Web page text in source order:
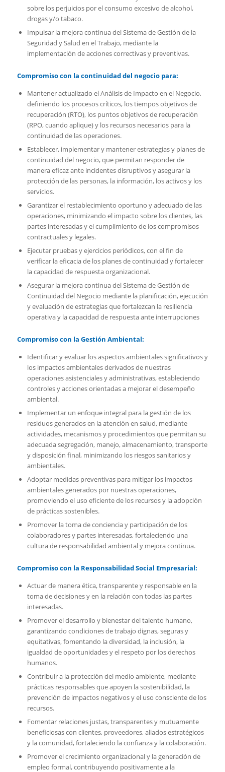
sobre los perjuicios por el consumo excesivo de alcohol,
drogas y/o tabaco.
Impulsar la mejora continua del Sistema de Gestión de la
Seguridad y Salud en el Trabajo, mediante la
implementación de acciones correctivas y preventivas.
Compromiso con la continuidad del negocio para:
Mantener actualizado el Análisis de Impacto en el Negocio,
definiendo los procesos críticos, los tiempos objetivos de
recuperación (RTO), los puntos objetivos de recuperación
(RPO, cuando aplique) y los recursos necesarios para la
continuidad de las operaciones.
Establecer, implementar y mantener estrategias y planes de
continuidad del negocio, que permitan responder de
manera eficaz ante incidentes disruptivos y asegurar la
protección de las personas, la información, los activos y los
servicios.
Garantizar el restablecimiento oportuno y adecuado de las
operaciones, minimizando el impacto sobre los clientes, las
partes interesadas y el cumplimiento de los compromisos
contractuales y legales.
Ejecutar pruebas y ejercicios periódicos, con el fin de
verificar la eficacia de los planes de continuidad y fortalecer
la capacidad de respuesta organizacional.
Asegurar la mejora continua del Sistema de Gestión de
Continuidad del Negocio mediante la planificación, ejecución
y evaluación de estrategias que fortalezcan la resiliencia
operativa y la capacidad de respuesta ante interrupciones
Compromiso con la Gestión Ambiental:
Identificar y evaluar los aspectos ambientales significativos y
los impactos ambientales derivados de nuestras
operaciones asistenciales y administrativas, estableciendo
controles y acciones orientadas a mejorar el desempeño
ambiental.
Implementar un enfoque integral para la gestión de los
residuos generados en la atención en salud, mediante
actividades, mecanismos y procedimientos que permitan su
adecuada segregación, manejo, almacenamiento, transporte
y disposición final, minimizando los riesgos sanitarios y
ambientales.
Adoptar medidas preventivas para mitigar los impactos
ambientales generados por nuestras operaciones,
promoviendo el uso eficiente de los recursos y la adopción
de prácticas sostenibles.
Promover la toma de conciencia y participación de los
colaboradores y partes interesadas, fortaleciendo una
cultura de responsabilidad ambiental y mejora continua.
Compromiso con la Responsabilidad Social Empresarial:
Actuar de manera ética, transparente y responsable en la
toma de decisiones y en la relación con todas las partes
interesadas.
Promover el desarrollo y bienestar del talento humano,
garantizando condiciones de trabajo dignas, seguras y
equitativas, fomentando la diversidad, la inclusión, la
igualdad de oportunidades y el respeto por los derechos
humanos.
Contribuir a la protección del medio ambiente, mediante
prácticas responsables que apoyen la sostenibilidad, la
prevención de impactos negativos y el uso consciente de los
recursos.
Fomentar relaciones justas, transparentes y mutuamente
beneficiosas con clientes, proveedores, aliados estratégicos
y la comunidad, fortaleciendo la confianza y la colaboración.
Promover el crecimiento organizacional y la generación de
empleo formal, contribuyendo positivamente a la